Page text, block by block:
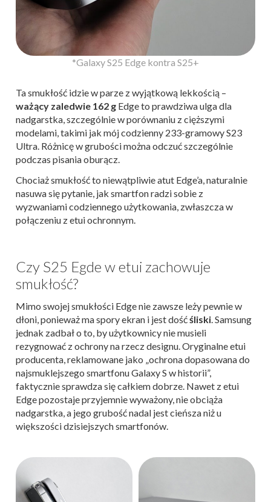
*Galaxy S25 Edge kontra S25+
Ta smukłość idzie w parze z wyjątkową lekkością –
ważący zaledwie 162 g Edge to prawdziwa ulga dla
nadgarstka, szczególnie w porównaniu z cięższymi
modelami, takimi jak mój codzienny 233-gramowy S23
Ultra. Różnicę w grubości można odczuć szczególnie
podczas pisania oburącz.
Chociaż smukłość to niewątpliwie atut Edge’a, naturalnie
nasuwa się pytanie, jak smartfon radzi sobie z
wyzwaniami codziennego użytkowania, zwłaszcza w
połączeniu z etui ochronnym.
Czy S25 Egde w etui zachowuje
smukłość?
Mimo swojej smukłości Edge nie zawsze leży pewnie w
dłoni, ponieważ ma spory ekran i jest dośćśliski. Samsung
jednak zadbał o to, by użytkownicy nie musieli
rezygnować z ochrony na rzecz designu. Oryginalne etui
producenta, reklamowane jako „ochrona dopasowana do
najsmuklejszego smartfonu Galaxy S w historii”,
faktycznie sprawdza się całkiem dobrze. Nawet z etui
Edge pozostaje przyjemnie wyważony, nie obciąża
nadgarstka, a jego grubość nadal jest cieńsza niż u
większości dzisiejszych smartfonów.